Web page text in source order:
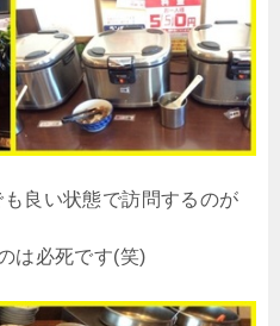
良い状態で訪問するのが
は必死です(笑)